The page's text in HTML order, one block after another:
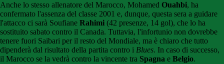
Anche lo stesso allenatore del Marocco, Mohamed Ouahbi, ha
confermato l'assenza del classe 2001 e, dunque, questa sera a guidare
l'attacco ci sarà Soufiane Rahimi (42 presenze, 14 gol), che lo ha
sostituito sabato contro il Canada. Tuttavia, l'infortunio non dovrebbe
tenere fuori Saibari per il resto del Mondiale, ma è chiaro che tutto
dipenderà dal risultato della partita contro i Blues. In caso di successo,
il Marocco se la vedrà contro la vincente tra Spagna e Belgio.